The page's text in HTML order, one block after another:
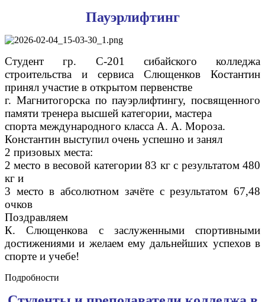
Пауэрлифтинг
Студент гр. С-201 сибайского колледжа
строительства и сервиса Слющенков Костантин
принял участие в открытом первенстве
г. Магнитогорска по пауэрлифтингу, посвященного
памяти тренера высшей категории, мастера
спорта международного класса А. А. Мороза.
Константин выступил очень успешно и занял
2 призовых места:
2 место в весовой категории 83 кг с результатом 480
кг и
3 место в абсолютном зачёте с результатом 67,48
очков
Поздравляем
К. Слющенкова с заслуженными спортивными
достижениями и желаем ему дальнейших успехов в
спорте и учебе!
Подробности